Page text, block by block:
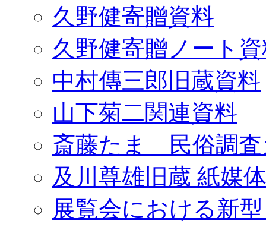
久野健寄贈資料
久野健寄贈ノート
中村傳三郎旧蔵資料
山下菊二関連資料
斎藤たま 民俗調査
及川尊雄旧蔵 紙媒
展覧会における新